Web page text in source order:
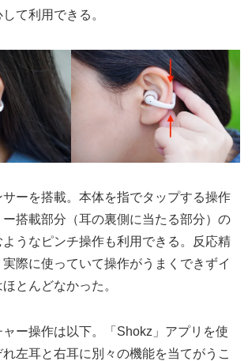
て利用できる。
ーを搭載。本体を指でタップする操作
搭載部分（耳の裏側に当たる部分）の
ようなピンチ操作も利用できる。反応精
際に使っていて操作がうまくできずイ
とんどなかった。
ー操作は以下。「Shokz」アプリを使
左耳と右耳に別々の機能を当てがうこ